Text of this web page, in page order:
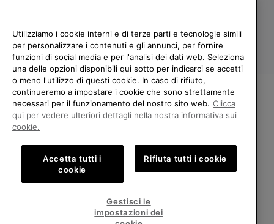
Italia
©2026Columbia Sportswear Company. Avenue des Morgines, 12 1213
Petit-Lancy Switzerland. Tutti i diritti riservati.
Politica sulla privacy Termini di utilizzo
Condizioni Generali di Vendita
Public CBCR
Servizio clienti: Lun. - Ven. 9:00 - 13:00 & 14:00 - 18:00
BENVENUTO/A IN SOREL.
SELEZIONA IL TUO PAESE DI
Shopping online disponibile
Utilizziamo i cookie interni e di terze parti e tecnologie simili
per personalizzare i contenuti e gli annunci, per fornire
funzioni di social media e per l'analisi dei dati web. Seleziona
una delle opzioni disponibili qui sotto per indicarci se accetti
o meno l'utilizzo di questi cookie. In caso di rifiuto,
continueremo a impostare i cookie che sono strettamente
necessari per il funzionamento del nostro sito web. Clicca
qui per vedere ulteriori dettagli nella nostra informativa sui
cookie.
Accetta tutti i
cookie
Rifiuta tutti i cookie
Gestisci le
impostazioni dei